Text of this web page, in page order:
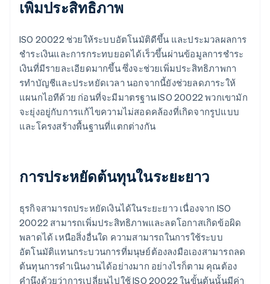
เพิ่มประสิทธิภาพ
ISO 20022 ช่วยให้ระบบอัตโนมัติดีขึ้น และประมวลผลการ
ชําระเงินและการกระทบยอดได้เร็วขึ้นผ่านข้อมูลการชําระ
เงินที่มีรายละเอียดมากขึ้น ซึ่งจะช่วยเพิ่มประสิทธิภาพกา
รทําบัญชีและประหยัดเวลา นอกจากนี้ยังช่วยลดภาระให้
แผนกไอทีด้วย ก่อนที่จะมีมาตรฐาน ISO 20022 พวกเขามัก
จะยุ่งอยู่กับการแก้ไขความไม่สอดคล้องที่เกิดจากรูปแบบ
และโครงสร้างพื้นฐานที่แตกต่างกัน
การประหยัดต้นทุนในระยะยาว
ธุรกิจสามารถประหยัดเงินได้ในระยะยาว เนื่องจาก ISO
20022 สามารถเพิ่มประสิทธิภาพและลดโอกาสเกิดข้อผิด
พลาดได้ เหนือสิ่งอื่นใด ความสามารถในการใช้ระบบ
อัตโนมัติแทนกระบวนการที่มนุษย์ต้องลงมือเองสามารถลด
ต้นทุนการดําเนินงานได้อย่างมาก อย่างไรก็ตาม คุณต้อง
คำนึงด้วยว่าการเปลี่ยนไปใช้ ISO 20022 ในขั้นต้นนั้นมีค่า